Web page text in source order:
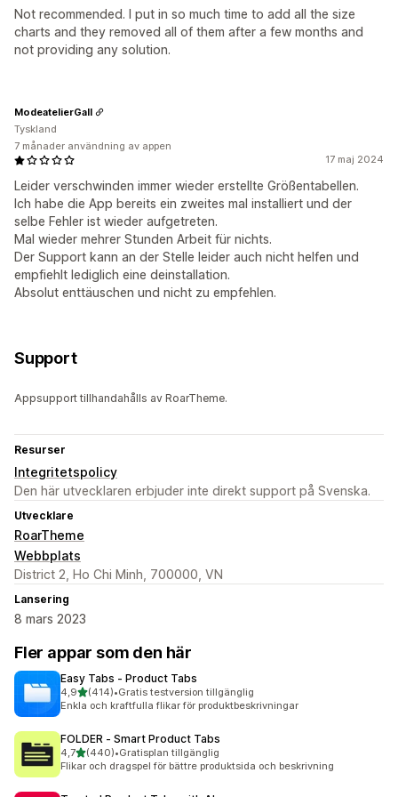
Not recommended. I put in so much time to add all the size
charts and they removed all of them after a few months and
not providing any solution.
17 maj 2024
Leider verschwinden immer wieder erstellte Größentabellen.
Ich habe die App bereits ein zweites mal installiert und der
selbe Fehler ist wieder aufgetreten.
Mal wieder mehrer Stunden Arbeit für nichts.
Der Support kann an der Stelle leider auch nicht helfen und
empfiehlt lediglich eine deinstallation.
Absolut enttäuschen und nicht zu empfehlen.
ModeatelierGall
Tyskland
7 månader användning av appen
Support
Appsupport tillhandahålls av RoarTheme.
Resurser
Integritetspolicy
Den här utvecklaren erbjuder inte direkt support på Svenska.
Utvecklare
RoarTheme
Webbplats
District 2, Ho Chi Minh, 700000, VN
Lansering
8 mars 2023
Fler appar som den här
Easy Tabs ‑ Product Tabs
4,9av 5 stjärnor
(414)
414 recensioner totalt
•Gratis testversion tillgänglig
Enkla och kraftfulla flikar för produktbeskrivningar
FOLDER ‑ Smart Product Tabs
4,7av 5 stjärnor
(440)
440 recensioner totalt
•Gratisplan tillgänglig
Flikar och dragspel för bättre produktsida och beskrivning